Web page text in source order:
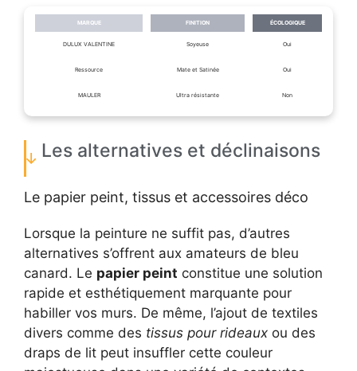
MARQUE FINITION ÉCOLOGIQUE
DULUX VALENTINE Soyeuse Oui
Ressource Mate et Satinée Oui
MAULER Ultra résistante Non
Les alternatives et déclinaisons
Le papier peint, tissus et accessoires déco
Lorsque la peinture ne suffit pas, d’autres
alternatives s’offrent aux amateurs de bleu
canard. Le papier peint constitue une solution
rapide et esthétiquement marquante pour
habiller vos murs. De même, l’ajout de textiles
divers comme des tissus pour rideaux ou des
draps de lit peut insuffler cette couleur